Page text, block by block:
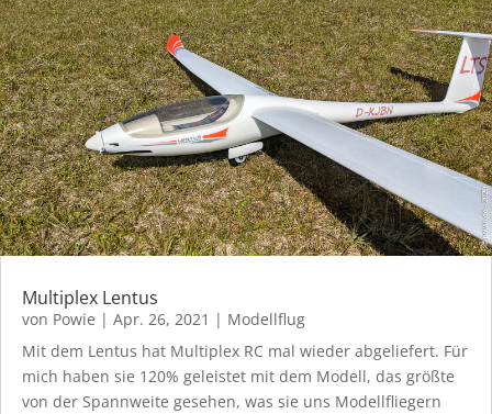
Multiplex Lentus
von Powie | Apr. 26, 2021 | Modellflug
Mit dem Lentus hat Multiplex RC mal wieder abgeliefert. Für
mich haben sie 120% geleistet mit dem Modell, das größte
von der Spannweite gesehen, was sie uns Modellfliegern